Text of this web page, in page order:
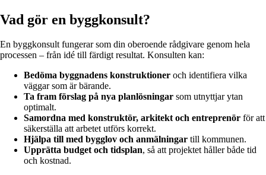
Vad gör en byggkonsult?
En byggkonsult fungerar som din oberoende rådgivare genom hela
processen – från idé till färdigt resultat. Konsulten kan:
Bedöma byggnadens konstruktioner och identifiera vilka
väggar som är bärande.
Ta fram förslag på nya planlösningar som utnyttjar ytan
optimalt.
Samordna med konstruktör, arkitekt och entreprenör för att
säkerställa att arbetet utförs korrekt.
Hjälpa till med bygglov och anmälningar till kommunen.
Upprätta budget och tidsplan, så att projektet håller både tid
och kostnad.